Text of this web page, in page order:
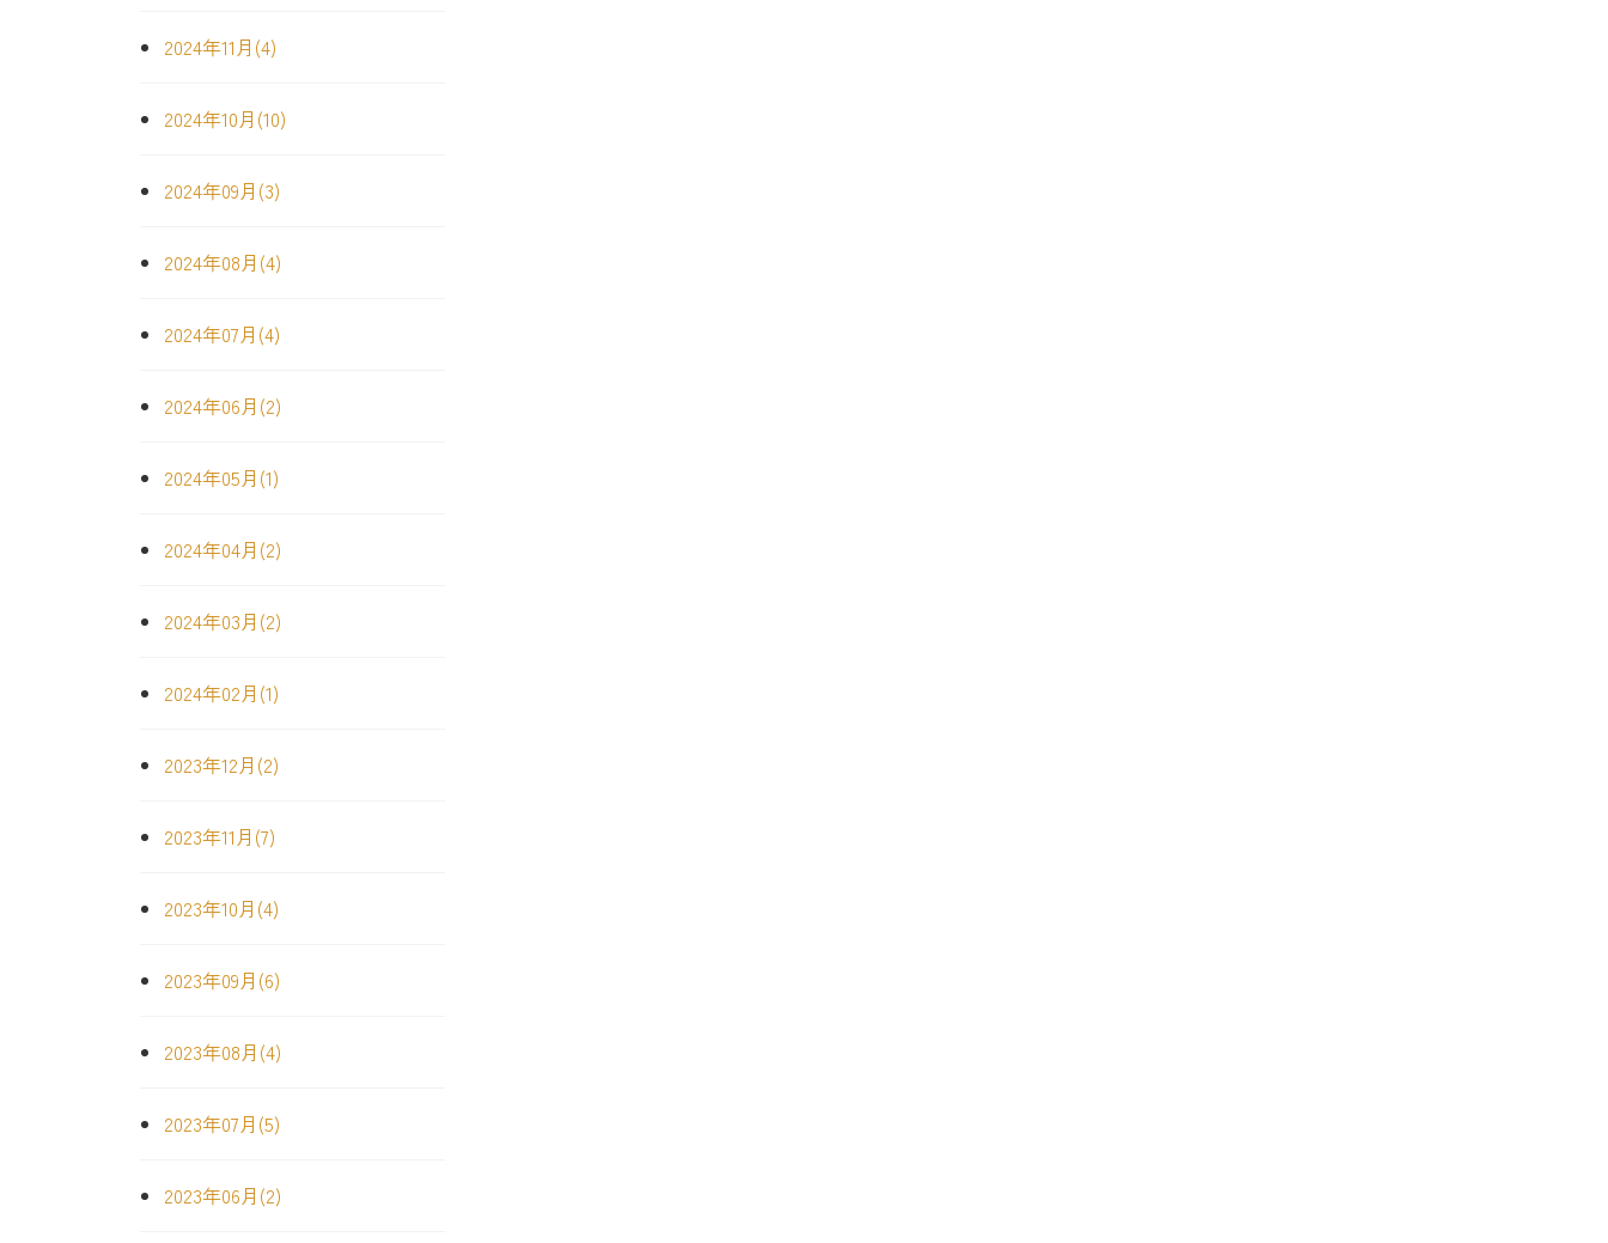
2024年11月(4)
2024年10月(10)
2024年09月(3)
2024年08月(4)
2024年07月(4)
2024年06月(2)
2024年05月(1)
2024年04月(2)
2024年03月(2)
2024年02月(1)
2023年12月(2)
2023年11月(7)
2023年10月(4)
2023年09月(6)
2023年08月(4)
2023年07月(5)
2023年06月(2)